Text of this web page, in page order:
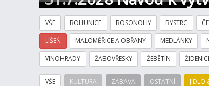
VŠE BOHUNICE BOSONOHY BYSTRC
LÍŠEŇ MALOMĚŘICE A OBŘANY MEDLÁNKY
VINOHRADY ŽABOVŘESKY ŽEBĚTÍN
VŠE KULTURA ZÁBAVA OSTATNÍ JÍDLO